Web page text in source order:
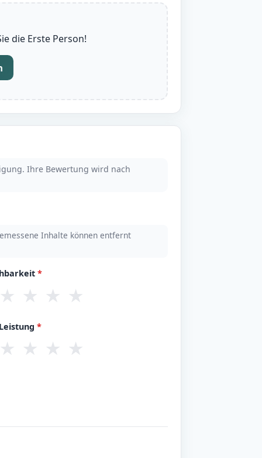
die Erste Person!
Ihre Bewertung wird nach
Inhalte können entfernt
*
★ ★ ★
*
★ ★ ★